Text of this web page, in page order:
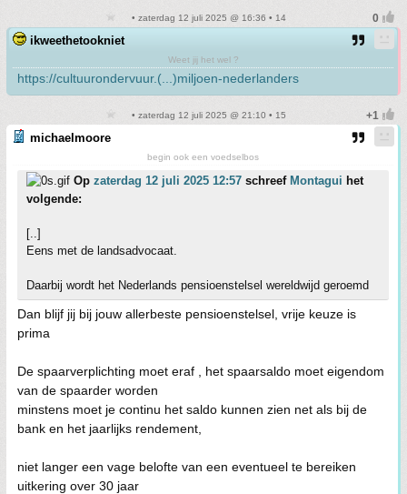
• zaterdag 12 juli 2025 @ 16:36 • 14
ikweethetookniet
Weet jij het wel ?
https://cultuurondervuur.(...)miljoen-nederlanders
• zaterdag 12 juli 2025 @ 21:10 • 15
michaelmoore
begin ook een voedselbos
Op zaterdag 12 juli 2025 12:57 schreef Montagui het
volgende:
[..]
Eens met de landsadvocaat.
Daarbij wordt het Nederlands pensioenstelsel wereldwijd geroemd
Dan blijf jij bij jouw allerbeste pensioenstelsel, vrije keuze is
prima
De spaarverplichting moet eraf , het spaarsaldo moet eigendom
van de spaarder worden
minstens moet je continu het saldo kunnen zien net als bij de
bank en het jaarlijks rendement,
niet langer een vage belofte van een eventueel te bereiken
uitkering over 30 jaar